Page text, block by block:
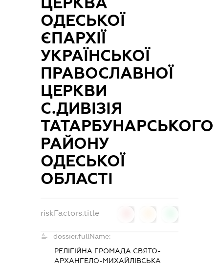
ОДЕСЬКОЇ
ЄПАРХІЇ
УКРАЇНСЬКОЇ
ПРАВОСЛАВНОЇ
ЦЕРКВИ
С.ДИВІЗІЯ
ТАТАРБУНАРСЬКОГО
РАЙОНУ
ОДЕСЬКОЇ
ОБЛАСТІ
riskFactors.title
dossier.fullName:
РЕЛІГІЙНА ГРОМАДА СВЯТО-
АРХАНГЕЛО-МИХАЙЛІВСЬКА